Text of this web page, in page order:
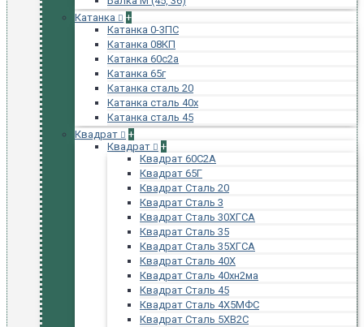
Катанка
+
Катанка 0-3ПС
Катанка 08КП
Катанка 60с2а
Катанка 65г
Катанка сталь 20
Катанка сталь 40х
Катанка сталь 45
Квадрат
+
Квадрат
+
Квадрат 60С2А
Квадрат 65Г
Квадрат Сталь 20
Квадрат Сталь 3
Квадрат Сталь 30ХГСА
Квадрат Сталь 35
Квадрат Сталь 35ХГСА
Квадрат Сталь 40Х
Квадрат Сталь 40хн2ма
Квадрат Сталь 45
Квадрат Сталь 4Х5МФС
Квадрат Сталь 5ХВ2С